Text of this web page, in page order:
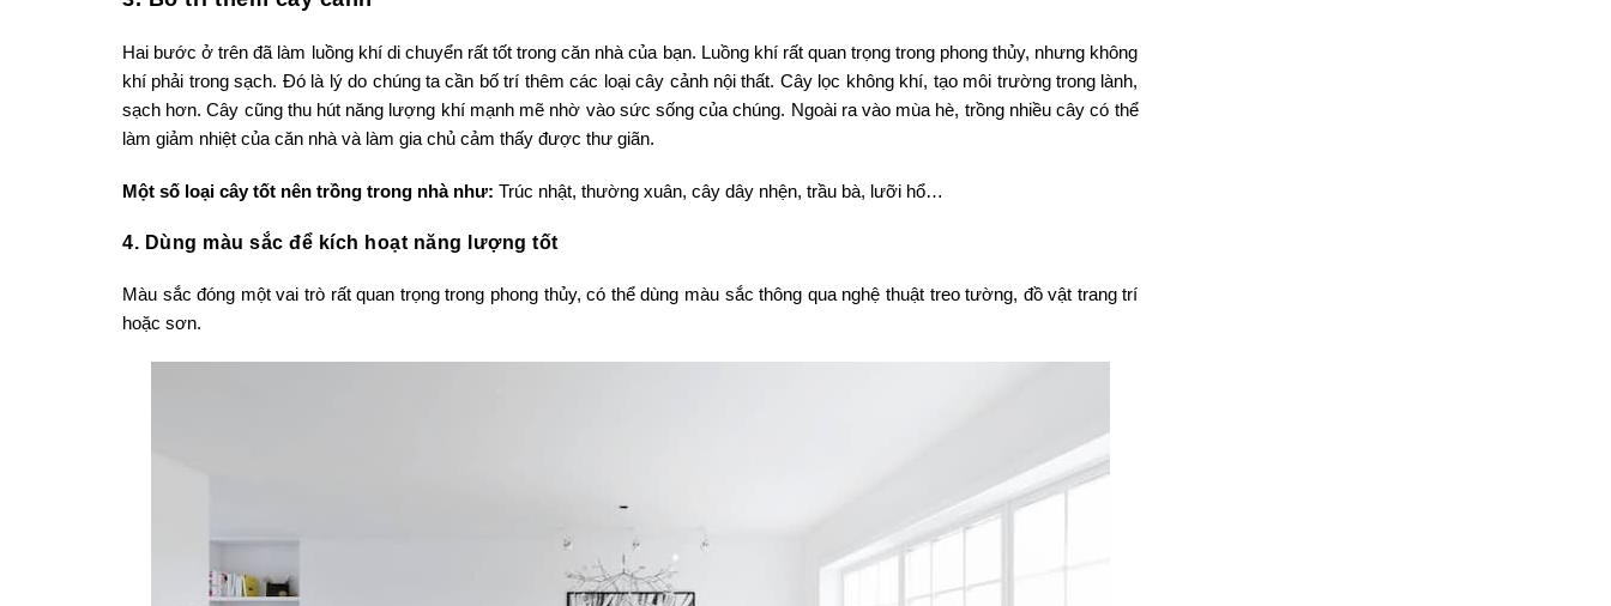
Hai bước ở trên đã làm luồng khí di chuyển rất tốt trong căn nhà của bạn. Luồng khí rất quan trọng trong phong thủy, nhưng không
khí phải trong sạch. Đó là lý do chúng ta cần bố trí thêm các loại cây cảnh nội thất. Cây lọc không khí, tạo môi trường trong lành,
sạch hơn. Cây cũng thu hút năng lượng khí mạnh mẽ nhờ vào sức sống của chúng. Ngoài ra vào mùa hè, trồng nhiều cây có thể
làm giảm nhiệt của căn nhà và làm gia chủ cảm thấy được thư giãn.
Một số loại cây tốt nên trồng trong nhà như: Trúc nhật, thường xuân, cây dây nhện, trầu bà, lưỡi hổ…
4. Dùng màu sắc để kích hoạt năng lượng tốt
Màu sắc đóng một vai trò rất quan trọng trong phong thủy, có thể dùng màu sắc thông qua nghệ thuật treo tường, đồ vật trang trí
hoặc sơn.